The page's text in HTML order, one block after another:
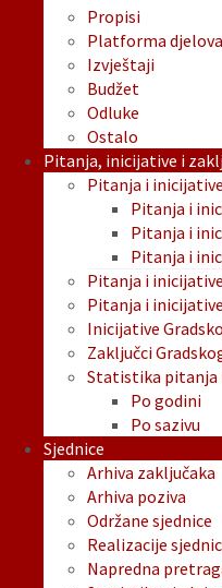
Propisi
Platforma
Izvještaji
Budžet
Odluke
Ostalo
Pitanja, inicijative i
Pitanja i
Pitanja i
Pitanja i
Pitanja i
Pitanja i
Pitanja i
Inicijative
Zaključci
Statistika pitanja
Po godini
Po sazivu
Sjednice
Arhiva zaključaka
Arhiva poziva
Održane sjednice
Realizacije
Napredna